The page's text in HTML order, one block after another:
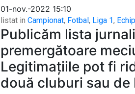
01-nov.-2022 15:10
listat in Campionat, Fotbal , Liga 1,
Publicăm lista
premergătoare
Legitimațiile pot fi
două cluburi sau